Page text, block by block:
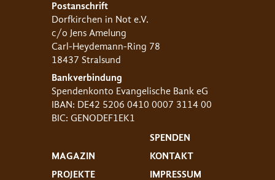
Postanschrift
Dorfkirchen in Not e.V.
c/o Jens Amelung
Carl-Heydemann-Ring 78
18437 Stralsund
Bankverbindung
Spendenkonto Evangelische Bank eG
IBAN: DE42 5206 0410 0007 3114 00
BIC: GENODEF1EK1
MAGAZIN
PROJEKTE
SPENDEN
KONTAKT
IMPRESSUM